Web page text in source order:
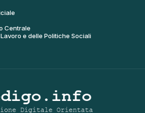
Centrale
e delle Politiche Sociali